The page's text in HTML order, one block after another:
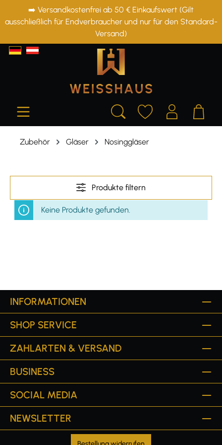
springen
➡️ Versandkostenfrei ab 50 € Einkaufswert (Gilt
ausschließlich für Endverbraucher und nur für den Standard-
Versand)
Zubehör Gläser Nosinggläser
Produkte filtern
Keine Produkte gefunden.
INFORMATIONEN
SHOP SERVICE
ZAHLARTEN & VERSAND
BUSINESS
SOCIAL MEDIA
NEWSLETTER